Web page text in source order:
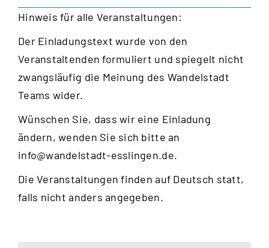
Hinweis für alle Veranstaltungen:
Der Einladungstext wurde von den
Veranstaltenden formuliert und spiegelt nicht
zwangsläufig die Meinung des Wandelstadt
Teams wider.
Wünschen Sie, dass wir eine Einladung
ändern, wenden Sie sich bitte an
info@wandelstadt-esslingen.de.
Die Veranstaltungen finden auf Deutsch statt,
falls nicht anders angegeben.